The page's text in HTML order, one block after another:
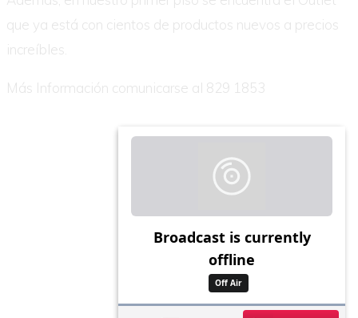
que ya está con cientos de productos nuevos a precios
increíbles.
Más Información comunicarse al 829 1853